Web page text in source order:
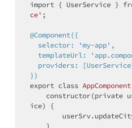
import { UserService }
ce' ;
@Component({
})
export class AppComponent
    constructor(
private
ice) {